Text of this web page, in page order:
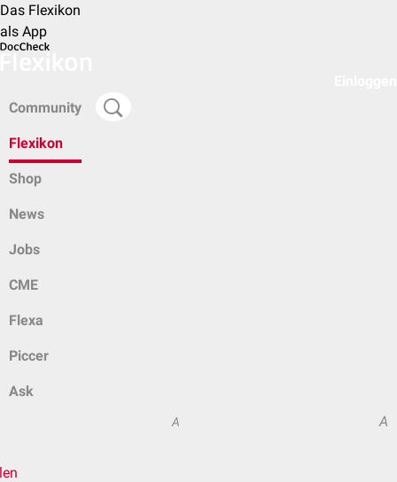
Das Flexikon
als App
Community
Flexikon
Shop
News
Jobs
CME
Flexa
Piccer
Ask
A A